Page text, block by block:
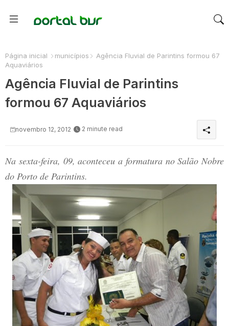
Página inicial municípios
Agência Fluvial de Parintins formou 67
Aquaviários
Agência Fluvial de Parintins
formou 67 Aquaviários
novembro 12, 2012 2 minute read
Na sexta-feira, 09, aconteceu a formatura no Salão Nobre
do Porto de Parintins.